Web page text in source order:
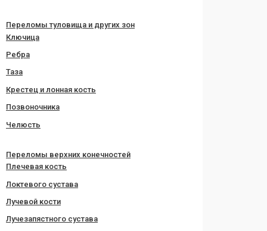
Переломы туловища и других зон
Ключица
Ребра
Таза
Крестец и лонная кость
Позвоночника
Челюсть
Переломы верхних конечностей
Плечевая кость
Локтевого сустава
Лучевой кости
Лучезапястного сустава